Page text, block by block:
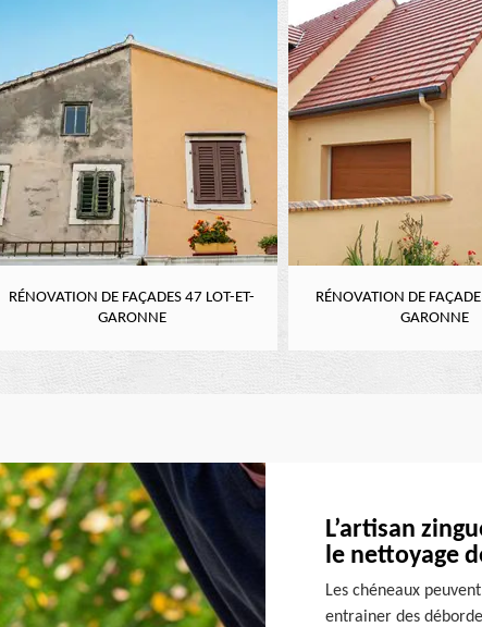
RÉNOVATION DE FAÇADES 47 LOT-ET-
GARONNE
RÉNOVATION DE
GARONNE
L’artisan
le nettoyage
Les chéneaux
entrainer des